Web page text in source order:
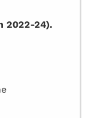
2022-24).